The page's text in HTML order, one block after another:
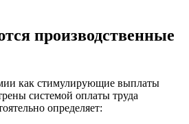
производственные
как стимулирующие выплаты
системой оплаты труда
определяет: